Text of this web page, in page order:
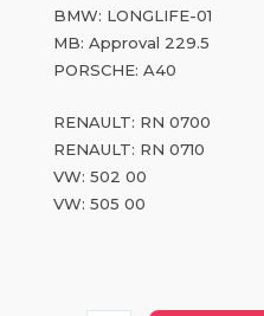
BMW: LONGLIFE-01
MB: Approval 229.5
PORSCHE: A40
RENAULT: RN 0700
RENAULT: RN 0710
VW: 502 00
VW: 505 00